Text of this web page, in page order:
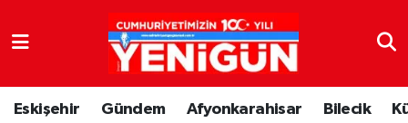
Eskişehir Gündem Afyonkarahisar Bilecik
Nöbetçi Eczaneler
Hava Durumu